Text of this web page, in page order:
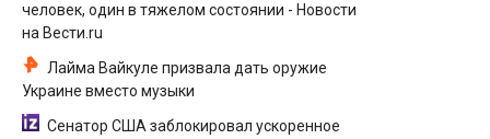
человек, один в тяжелом состоянии - Новости
на Вести.ru
Лайма Вайкуле призвала дать оружие
Украине вместо музыки
Сенатор США заблокировал ускоренное